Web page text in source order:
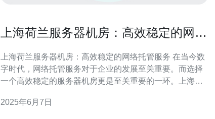
上海荷兰服务器机房：高效稳定的网络
上海荷兰服务器机房：高效稳定的网络托管服务 在当今数
字时代，网络托管服务对于企业的发展至关重要。而选择
一个高效稳定的服务器机房更是至关重要的一环。上海荷
为了许多企业的首选。 上海荷兰服务器机房拥有先进的网
2025年6月7日